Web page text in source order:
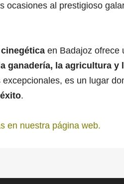
ocasiones al prestigioso
en Badajoz ofrece
la ganadería, la agricultura y
es un lugar
.
en nuestra página web.